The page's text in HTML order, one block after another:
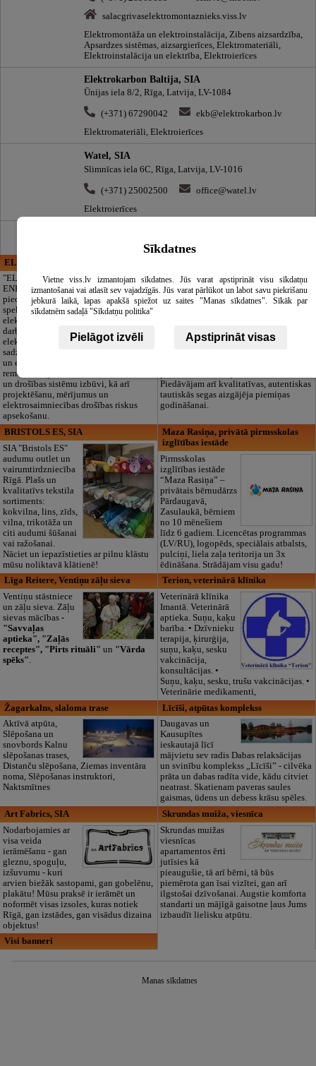
salacgrivaselektromontaznieks.viss.lv
Elektromontāža un elektroinstalācija, Zibens aizsardzība,
Apsardzes sistēmas, aizsargierīces, Elektromateriāli,
Elektroinstalācija un elektrība, Elektroierīces
Elektrokarbon Baltija, SIA
Ūnijas iela 8/2, Rīga, Latvija, LV-1084
(+371) 67290042
ekb@elektrokarbon.lv
Elektromateriāli, Elektroierīces
Watel, SIA
Slimnīcas iela 6C, Rīga, Latvija, LV-1016
(+371) 25002500
office@watel.lv
Elektroierīces
ELECTRIC ENERGY
"ELECTRIC
ENERGY Kandava"
piedāvā pilna
spektra
elektromontāžas
darbus,
elektroinstalācijas,
sadzīves tehnikas
un elektronikas
remontu, vājstrāvas
un drošības sistēmu izbūvi, kā arī
projektēšanu, mērījumus un
elektrosaimniecības drošības riskus
apsekošanu.
Cieņpilnas atvadas
bez liekām raizēm.
pilnas bēru
organizēšanas un
Piedāvājam arī kvalitatīvas, autentiskas
tautiskās segas aizgājēja piemiņas
godināšanai.
BRISTOLS ES, SIA
SIA "Bristols ES"
audumu outlet un
vairumtirdzniecība
Rīgā. Plašs un
kvalitatīvs tekstila
sortiments:
kokvilna, lins, zīds,
vilna, trikotāža un
citi audumi šūšanai
vai ražošanai.
Nāciet un iepazīstieties ar pilnu klāstu
mūsu noliktavā klātienē!
Maza Rasiņa, privātā pirmsskolas
izglītības iestāde
Pirmsskolas
izglītības iestāde
“Maza Rasiņa” –
privātais bērnudārzs
Pārdaugavā,
Zasulaukā, bērniem
no 10 mēnešiem
līdz 6 gadiem. Licencētas programmas
(LV/RU), logopēds, speciālais atbalsts,
pulciņi, liela zaļa teritorija un 3x
ēdināšana. Strādājam visu gadu!
Līga Reitere, Ventiņu zāļu sieva
Ventiņu stāstniece
un zāļu sieva. Zāļu
sievas mācības-
"Savvaļas
aptieka", "Zaļās
receptes", "Pirts rituāli" un "Vārda
spēks".
Terion, veterinārā klīnika
Veterinārā klīnika
Imantā. Veterinārā
aptieka. Suņu, kaķu
barība. • Dzīvnieku
terapija, ķirurģija,
suņu, kaķu, sesku
vakcinācija,
konsultācijas. •
Suņu, kaķu, sesku, trušu vakcinācijas. •
Veterinārie medikamenti,
Žagarkalns, slaloma trase
Aktīvā atpūta,
Slēpošana un
snovbords Kalnu
slēpošanas trases,
Distanču slēpošana, Ziemas inventāra
noma, Slēpošanas instruktori,
Naktsmītnes
Līcīši, atpūtas komplekss
Daugavas un
Kausupītes
ieskautajā līcī
mājvietu sev radis Dabas relaksācijas
un svinību komplekss „Līcīši” - cilvēka
prāta un dabas radīta vide, kādu citviet
neatrast. Skatienam paveras saules
gaismas, ūdens un debess krāsu spēles.
Art Fabrics, SIA
Nodarbojamies ar
visa veida
ierāmēšanu - gan
gleznu, spoguļu,
izšuvumu - kuri
arvien biežāk sastopami, gan gobelēnu,
plakātu! Mūsu praksē ir ierāmēt un
noformēt visas izsoles, kuras notiek
Rīgā, gan izstādes, gan visādus dizaina
objektus!
Skrundas muiža, viesnīca
Skrundas muižas
viesnīcas
apartamentos ērti
jutīsies kā
pieaugušie, tā arī bērni, tā būs
piemērota gan īsai vizītei, gan arī
ilgstošai dzīvošanai. Augstie komforta
standarti un mājīgā gaisotne ļaus Jums
izbaudīt lielisku atpūtu.
Visi banneri
Sīkdatnes
Vietne viss.lv izmantojam sīkdatnes. Jūs varat apstiprināt visu sīkdatņu
izmantošanai vai atlasīt sev vajadzīgās. Jūs varat pārlūkot un labot savu piekrišanu
jebkurā laikā, lapas apakšā spiežot uz saites "Manas sīkdatnes". Sīkāk par
sīkdatnēm sadaļā "Sīkdatņu politika"
Pielāgot izvēli Apstiprināt visas
Manas sīkdatnes